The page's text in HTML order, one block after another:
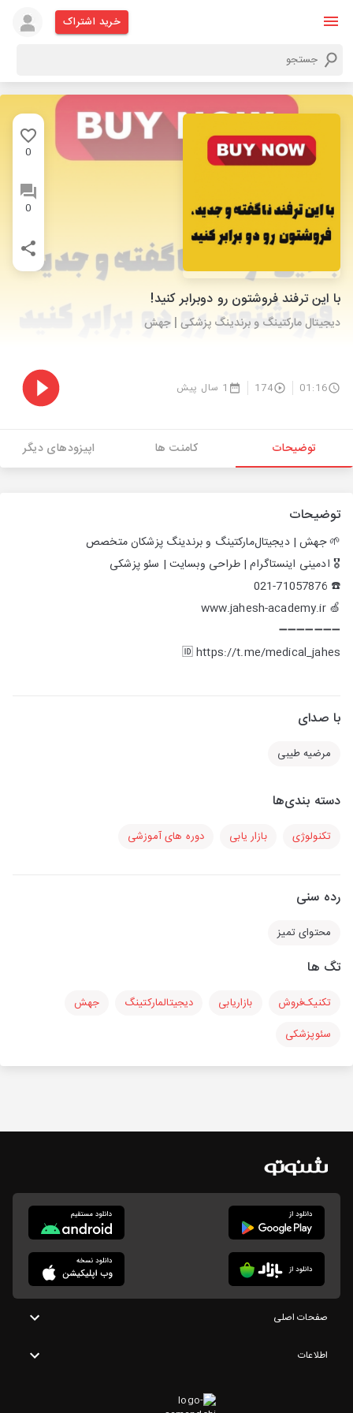
خرید اشتراک
0
0
با این ترفند فروشتون رو دوبرابر کنید!
دیجیتال مارکتینگ و برندینگ پزشکی | جهش
01:16
174 1 سال پیش
توضیحات کامنت ها اپیزودهای دیگر
توضیحات
🌱 جهش | دیجیتال‌مارکتینگ و برندینگ پزشکان متخصص
🎖️ ادمینی اینستاگرام | طراحی وبسایت | سئو پزشکی
☎️ 021-71057876
🍏 www.jahesh-academy.ir
➖➖➖➖➖➖➖
🆔 https://t.me/medical_jahes
با صدای
مرضیه طیبی
دسته بندی‌ها
تکنولوژی بازار یابی دوره های آموزشی
رده سنی
محتوای تمیز
تگ ها
تکنیک‌فروش بازاریابی دیجیتالمارکتینگ
جهش
سئوپزشکی
صفحات اصلی
اطلاعات